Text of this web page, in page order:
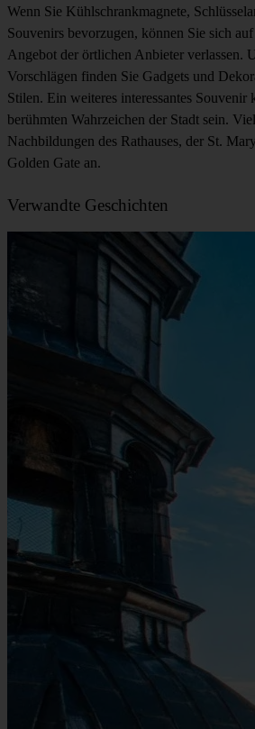
Wenn Sie Kühlschrankmagnete,
Souvenirs bevorzugen, können Sie sich
Angebot der örtlichen Anbieter verlassen.
Vorschlägen finden Sie Gadgets und
Stilen. Ein weiteres interessantes
berühmten Wahrzeichen der Stadt sein.
Nachbildungen des Rathauses, der St.
Golden Gate an.
Verwandte Geschichten